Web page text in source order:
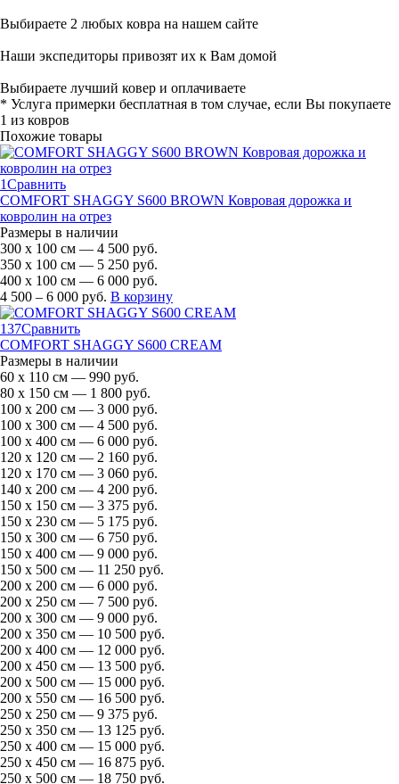
Выбираете 2 любых ковра на нашем сайте
Наши экспедиторы привозят их к Вам домой
Выбираете лучший ковер и оплачиваете
* Услуга примерки бесплатная в том случае, если Вы покупаете
1 из ковров
Похожие товары
1Сравнить
COMFORT SHAGGY S600 BROWN Ковровая дорожка и
ковролин на отрез
Размеры в наличии
300 х 100 см — 4 500 руб.
350 х 100 см — 5 250 руб.
400 х 100 см — 6 000 руб.
4 500 – 6 000 руб. В корзину
137Сравнить
COMFORT SHAGGY S600 CREAM
Размеры в наличии
60 х 110 см — 990 руб.
80 х 150 см — 1 800 руб.
100 х 200 см — 3 000 руб.
100 х 300 см — 4 500 руб.
100 х 400 см — 6 000 руб.
120 х 120 см — 2 160 руб.
120 х 170 см — 3 060 руб.
140 х 200 см — 4 200 руб.
150 х 150 см — 3 375 руб.
150 х 230 см — 5 175 руб.
150 х 300 см — 6 750 руб.
150 х 400 см — 9 000 руб.
150 х 500 см — 11 250 руб.
200 х 200 см — 6 000 руб.
200 х 250 см — 7 500 руб.
200 х 300 см — 9 000 руб.
200 х 350 см — 10 500 руб.
200 х 400 см — 12 000 руб.
200 х 450 см — 13 500 руб.
200 х 500 см — 15 000 руб.
200 х 550 см — 16 500 руб.
250 х 250 см — 9 375 руб.
250 х 350 см — 13 125 руб.
250 х 400 см — 15 000 руб.
250 х 450 см — 16 875 руб.
250 х 500 см — 18 750 руб.